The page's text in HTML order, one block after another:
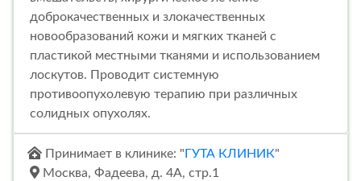
доброкачественных и злокачественных
новообразований кожи и мягких тканей с
пластикой местными тканями и использованием
лоскутов. Проводит системную
противоопухолевую терапию при различных
солидных опухолях.
Принимает в клинике: " ГУТА КЛИНИК"
Москва, Фадеева, д. 4А, стр.1